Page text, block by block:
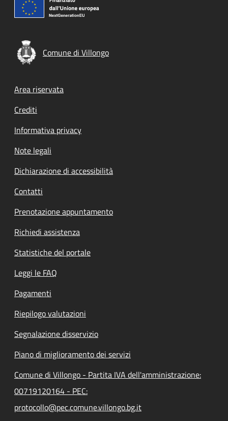
Comune di Villongo
Footer menu
Area riservata
Crediti
Informativa privacy
Note legali
Dichiarazione di accessibilità
Contatti
Prenotazione appuntamento
Richiedi assistenza
Statistiche del portale
Leggi le FAQ
Pagamenti
Riepilogo valutazioni
Segnalazione disservizio
Piano di miglioramento dei servizi
Comune di Villongo - Partita IVA dell'amministrazione:
00719120164 - PEC:
protocollo@pec.comune.villongo.bg.it